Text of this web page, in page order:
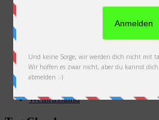
Slowakei
Thailand
Ukraine
Weißrussland